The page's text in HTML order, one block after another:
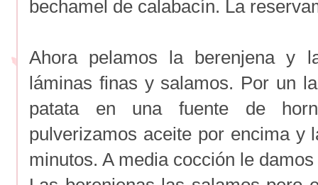
bechamel de calabacín. La
Ahora pelamos la berenjena y
láminas finas y salamos. Por un
patata en una fuente de
pulverizamos aceite por encima y
minutos. A media cocción le